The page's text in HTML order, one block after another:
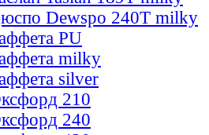
Dewspo 240T milky
PU
milky
silver
210
240